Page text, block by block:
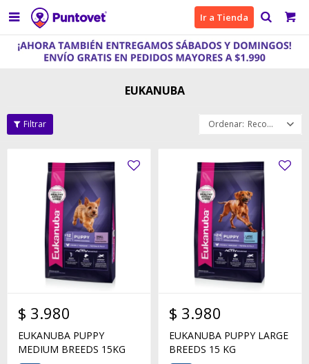
 Ir a Tienda
EUKANUBA
Recomendados
$ 3.980
EUKANUBA PUPPY
MEDIUM BREEDS 15KG
$ 3.980
EUKANUBA PUPPY LARGE
BREEDS 15 KG